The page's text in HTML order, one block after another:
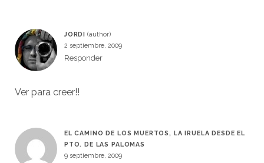
JORDI
2 septiembre, 2009
Responder
Ver para creer!!
EL CAMINO DE LOS MUERTOS, LA IRUELA DESDE EL
PTO. DE LAS PALOMAS
9 septiembre, 2009